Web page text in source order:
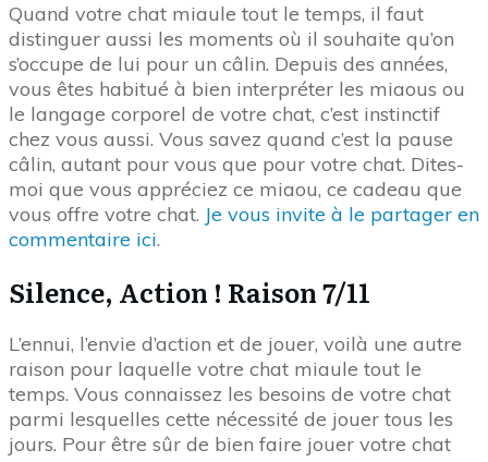
Quand votre chat miaule tout le temps, il faut
distinguer aussi les moments où il souhaite qu’on
s’occupe de lui pour un câlin. Depuis des années,
vous êtes habitué à bien interpréter les miaous ou
le langage corporel de votre chat, c’est instinctif
chez vous aussi. Vous savez quand c’est la pause
câlin, autant pour vous que pour votre chat. Dites-
moi que vous appréciez ce miaou, ce cadeau que
vous offre votre chat. Je vous invite à le partager en
commentaire ici.
Silence, Action ! Raison 7/11
L’ennui, l’envie d’action et de jouer, voilà une autre
raison pour laquelle votre chat miaule tout le
temps. Vous connaissez les besoins de votre chat
parmi lesquelles cette nécessité de jouer tous les
jours. Pour être sûr de bien faire jouer votre chat